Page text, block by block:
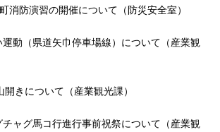
消防演習の開催について（防災安全室）
運動（県道矢巾停車場線）について（産業観
きについて（産業観光課）
チャグ馬コ行進行事前祝祭について（産業観